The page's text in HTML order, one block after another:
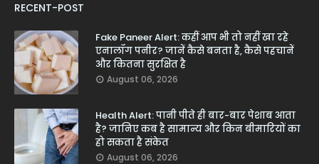
RECENT-POST
Fake Paneer Alert: कहीं आप भी तो नहीं खा रहे
एनालॉग पनीर? जानें कैसे बनता है, कैसे पहचानें
और कितना सुरक्षित है
August 06, 2026
Health Alert: पानी पीते ही बार-बार पेशाब आता
है? जानिए कब है सामान्य और किन बीमारियों का
हो सकता है संकेत
August 06, 2026